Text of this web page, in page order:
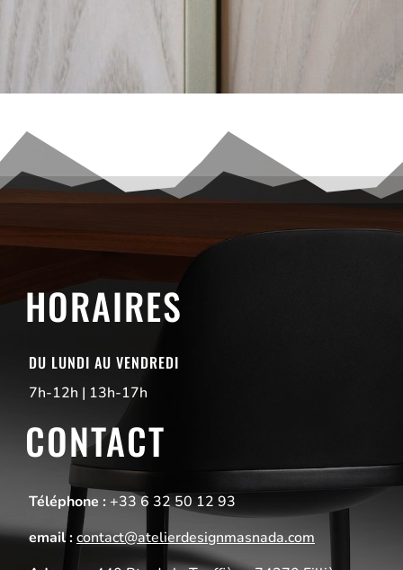
HORAIRES
DU LUNDI AU VENDREDI
7h-12h | 13h-17h
CONTACT
Téléphone :+33 6 32 50 12 93
email :contact@atelierdesignmasnada.com